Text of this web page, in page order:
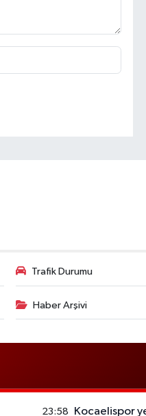
Trafik Durumu
Haber Arşivi
23:58 Kocaelispor